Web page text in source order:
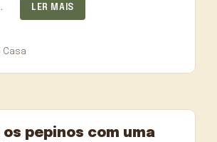
LER MAIS
Casa
os pepinos com uma